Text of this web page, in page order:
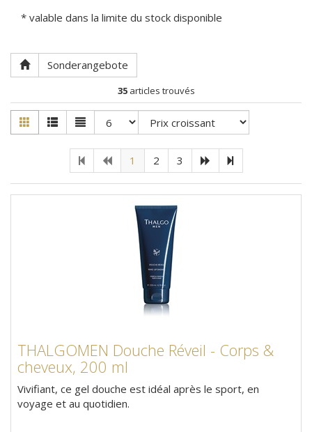
* valable dans la limite du stock disponible
Sonderangebote
35articles trouvés
1 2 3
THALGOMEN Douche Réveil - Corps &
cheveux, 200 ml
Vivifiant, ce gel douche est idéal après le sport, en
voyage et au quotidien.